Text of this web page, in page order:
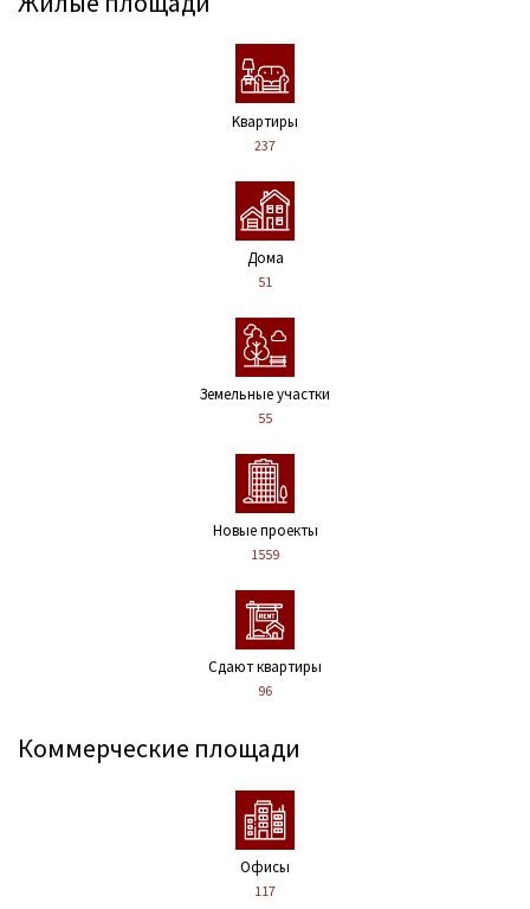
Kвартиры
237
Дома
51
Земельные участки
55
Новые проекты
1559
Сдают квартиры
96
Коммерческие площади
Офисы
117